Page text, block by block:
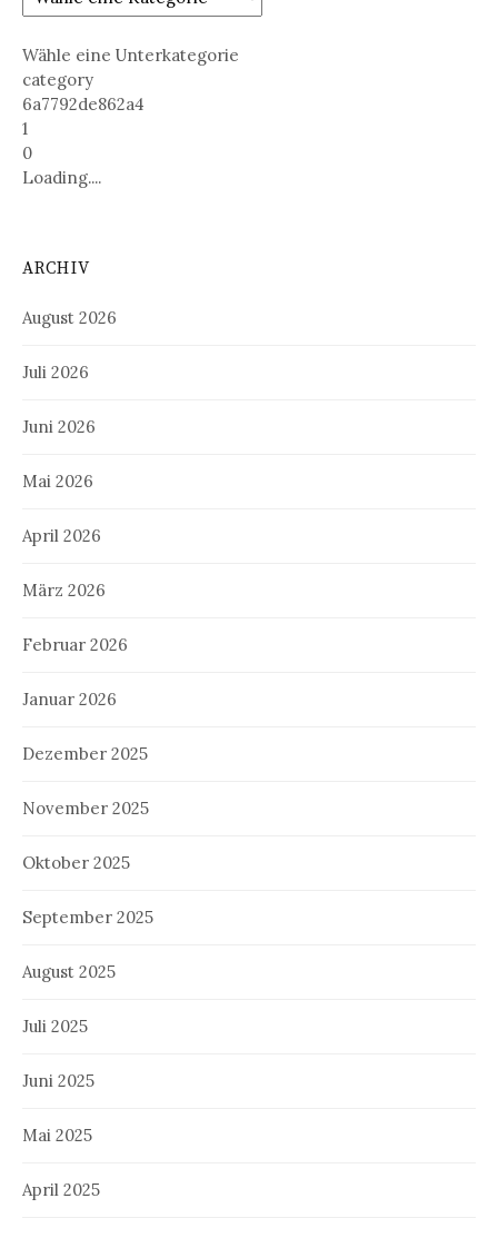
Wähle eine Unterkategorie
category
6a7792de862a4
1
0
Loading....
ARCHIV
August 2026
Juli 2026
Juni 2026
Mai 2026
April 2026
März 2026
Februar 2026
Januar 2026
Dezember 2025
November 2025
Oktober 2025
September 2025
August 2025
Juli 2025
Juni 2025
Mai 2025
April 2025